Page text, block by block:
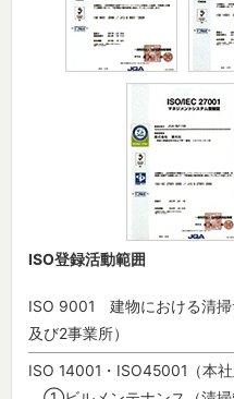
ISO登録活動範囲
ISO 9001 建物における清掃
及び2事業所）
ISO 14001・ISO45001（本社